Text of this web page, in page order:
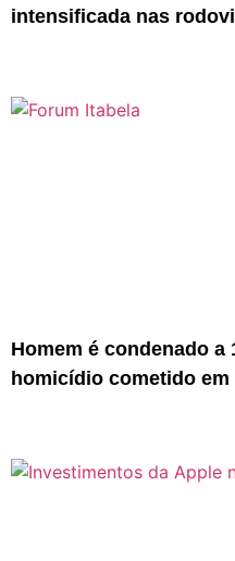
intensificada nas
Homem é condenado
homicídio cometido em